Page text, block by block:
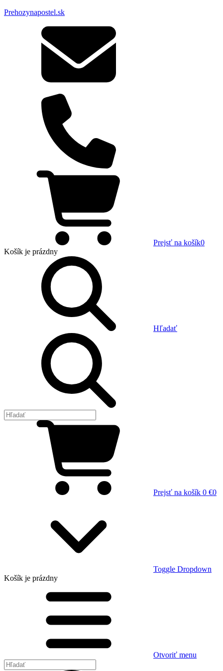
Prehozynapostel.sk
Prejsť na košík0
Košík je prázdny
Hľadať
Prejsť na košík 0 €0
Toggle Dropdown
Košík je prázdny
Otvoriť menu